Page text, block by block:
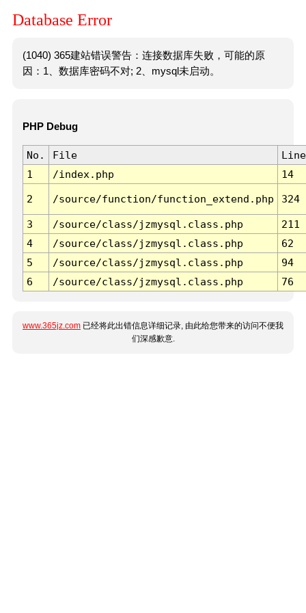
Database Error
(1040) 365建站错误警告：连接数据库失败，可能的原
因：1、数据库密码不对; 2、mysql未启动。
PHP Debug
No. File
Line
1
/index.php 14
2 /source/function/function_extend.php 324
3 /source/class/jzmysql.class.php
211
4
/source/class/jzmysql.class.php
62
5
/source/class/jzmysql.class.php
94
6
/source/class/jzmysql.class.php 76
www.365jz.com 已经将此出错信息详细记录, 由此给您带来的访问不便我
们深感歉意.